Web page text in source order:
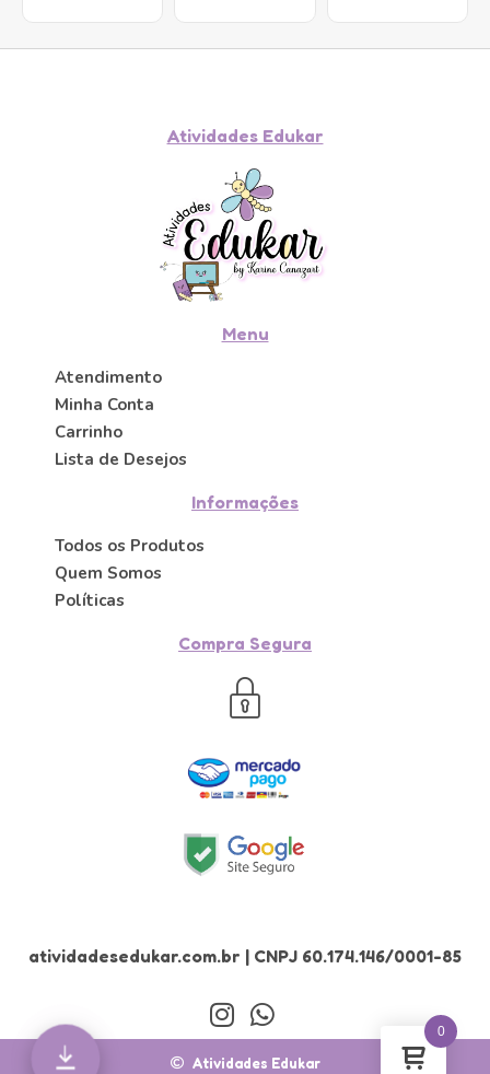
Atividades Edukar
Menu
Atendimento
Minha Conta
Carrinho
Lista de Desejos
Informações
Todos os Produtos
Quem Somos
Políticas
Compra Segura
atividadesedukar.com.br | CNPJ 60.174.146/0001-85
Atividades Edukar
0